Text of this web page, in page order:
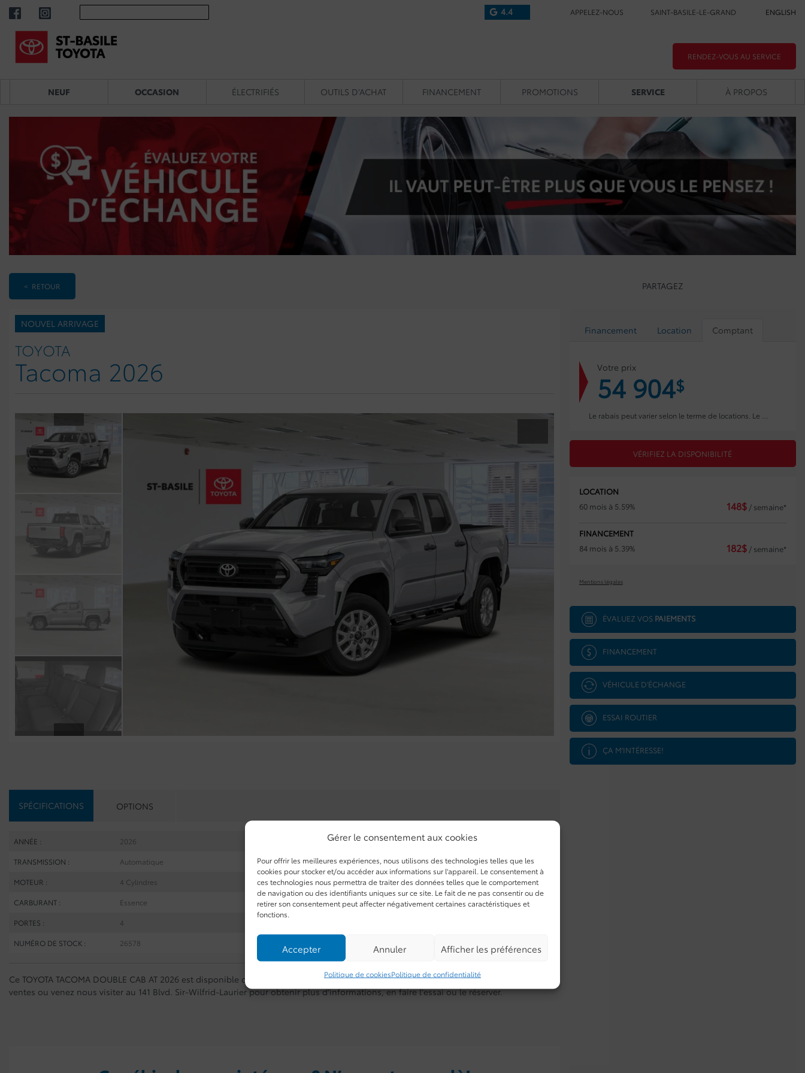
Gérer le consentement aux cookies
Pour offrir les meilleures expériences, nous utilisons des technologies telles que les
cookies pour stocker et/ou accéder aux informations sur l'appareil. Le consentement à
ces technologies nous permettra de traiter des données telles que le comportement
de navigation ou des identifiants uniques sur ce site. Le fait de ne pas consentir ou de
retirer son consentement peut affecter négativement certaines caractéristiques et
fonctions.
Accepter Annuler Afficher les préférences
Politique de cookiesPolitique de confidentialité
4.4 APPELEZ-NOUS SAINT-BASILE-LE-GRAND ENGLISH
RENDEZ-VOUS AU SERVICE
NEUF OCCASION ÉLECTRIFIÉS OUTILS D’ACHAT FINANCEMENT PROMOTIONS SERVICE À PROPOS
< RETOUR PARTAGEZ
NOUVEL ARRIVAGE
TOYOTA
Tacoma 2026
SPÉCIFICATIONS OPTIONS
ANNÉE : 2026 ODOMÈTRE:
10 km
TRANSMISSION :
Automatique MOTRICITÉ :
4x4
MOTEUR :
4 Cylindres MOTEUR (L) :
2.4
CARBURANT :
Essence COULEUR EXTÉRIEUR :
Argent céleste métallisé (01J9)
PORTES :
4
NUMÉRO DE STOCK :
26578
Ce TOYOTA TACOMA DOUBLE CAB AT 2026 est disponible chez St-Basile Toyota à Saint-Basile-le-Grand. Contactez notre équipe des
ventes ou venez nous visiter au 141 Blvd. Sir-Wilfrid-Laurier pour obtenir plus d'informations, en faire l'essai ou le réserver.
Financement Location Comptant
Votre prix
54 904$
VÉRIFIEZ LA DISPONIBILITÉ
LOCATION
60 mois à 5.59%
148$ / semaine*
FINANCEMENT
84 mois à 5.39%
182$ / semaine*
Mentions légales
ÉVALUEZ VOS PAIEMENTS
FINANCEMENT
VÉHICULE D'ÉCHANGE
ESSAI ROUTIER
ÇA M'INTÉRESSE!